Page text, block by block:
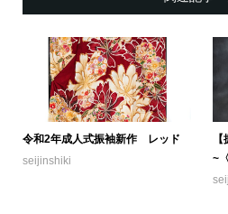
令和2年成人式振袖新作 レッド
seijinshiki
~